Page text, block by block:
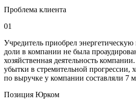
Проблема клиента
01
Учредитель приобрел
доли в компании не была
хозяйственная деятельность
убытки в стремительной прогрессии,
по выручке у компании составляли 7
Позиция Юрком